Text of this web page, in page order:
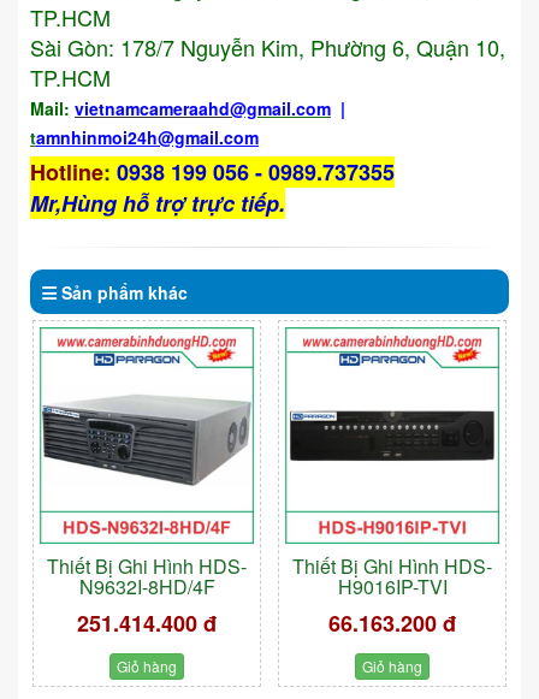
TP.HCM
Sài Gòn: 178/7 Nguyễn Kim, Phường 6, Quận 10,
TP.HCM
Mail: vietnamcameraahd@gmail.com |
tamnhinmoi24h@gmail.com
Hotline: 0938 199 056 - 0989.737355
Mr,Hùng hỗ trợ trực tiếp.
Sản phẩm khác
Thiết Bị Ghi Hình HDS-
N9632I-8HD/4F
251.414.400 đ
Giỏ hàng
Thiết Bị Ghi Hình HDS-
H9016IP-TVI
66.163.200 đ
Giỏ hàng